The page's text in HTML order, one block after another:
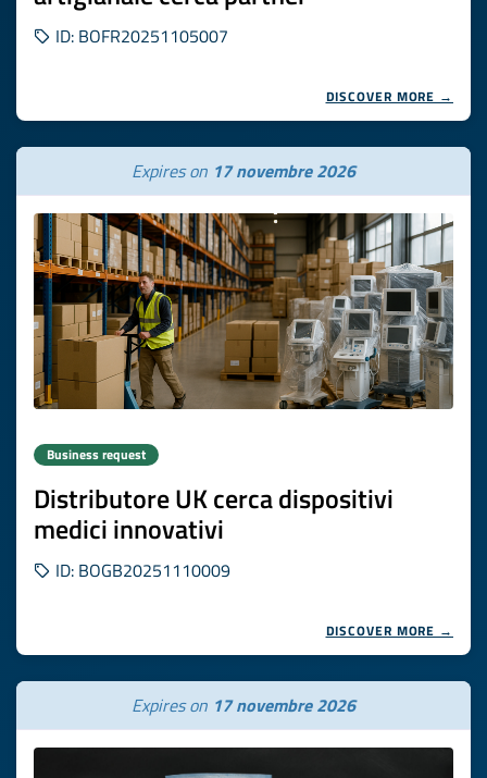
ID: BOFR20251105007
DISCOVER MORE →
Expires on 17 novembre 2026
Business request
Distributore UK cerca dispositivi
medici innovativi
ID: BOGB20251110009
DISCOVER MORE →
Expires on 17 novembre 2026